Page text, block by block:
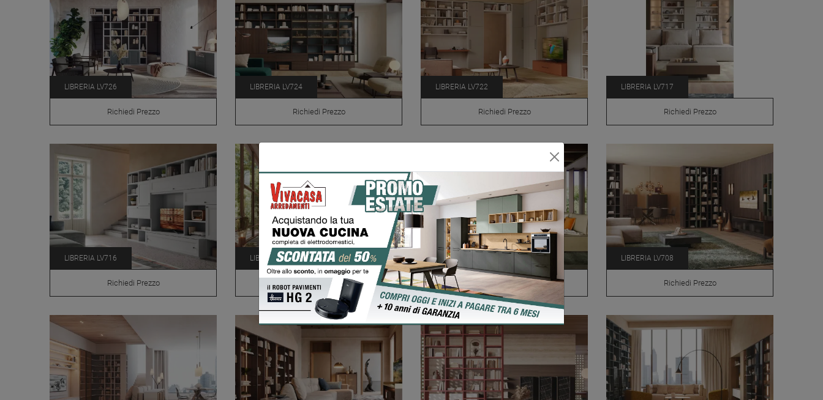
LIBRERIA LV726
Richiedi Prezzo
LIBRERIA LV724
Richiedi Prezzo
LIBRERIA LV722
Richiedi Prezzo
LIBRERIA LV717
Richiedi Prezzo
LIBRERIA LV716
Richiedi Prezzo
LIBRERIA LV711
Richiedi Prezzo
LIBRERIA LV710
Richiedi Prezzo
LIBRERIA LV708
Richiedi Prezzo